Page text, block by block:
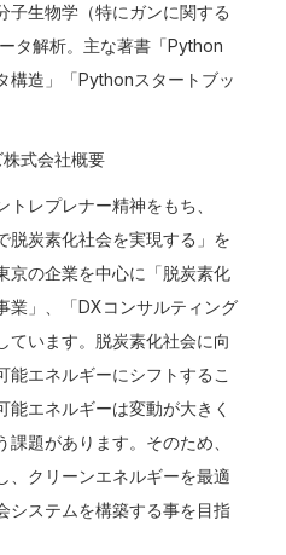
子生物学（特にガンに関する
タ解析。主な著書「Python
構造」「Pythonスタートブッ
式会社概要
レプレナー精神をもち、
脱炭素化社会を実現する」を
京の企業を中心に「脱炭素化
業」、「DXコンサルティング
ています。脱炭素化社会に向
能エネルギーにシフトするこ
能エネルギーは変動が大きく
題があります。そのため、
、クリーンエネルギーを最適
システムを構築する事を目指